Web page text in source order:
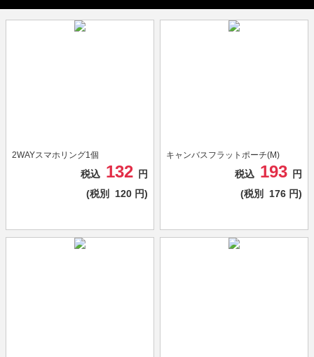
2WAYスマホリング1個
税込 132
円
(税別
120 円)
キャンバスフラットポーチ(M)
税込 193
円
(税別
176 円)